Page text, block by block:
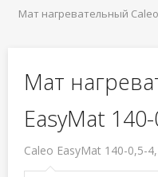
Мат нагревательный
Мат
EasyMat
Caleo EasyMat 140-0,5-